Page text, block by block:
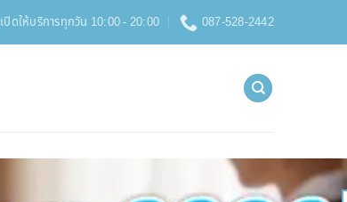
เปิดให้บริการทุกวัน 10:00 - 20:00 087-528-2442